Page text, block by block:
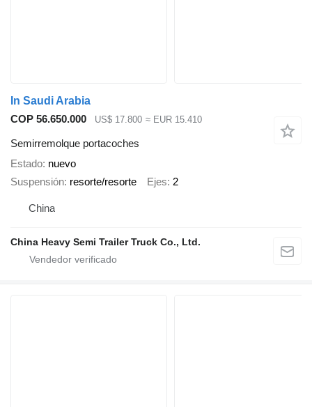
In Saudi Arabia
COP 56.650.000
US$ 17.800 ≈ EUR 15.410
Semirremolque portacoches
Estado nuevo
Suspensión resorte/resorte Ejes 2
China
China Heavy Semi Trailer Truck Co., Ltd.